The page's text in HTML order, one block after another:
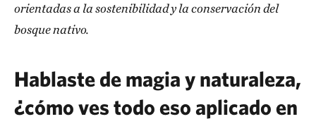
orientadas a la sostenibilidad y la conservación del
bosque nativo.
Hablaste de magia y naturaleza,
¿cómo ves todo eso aplicado en